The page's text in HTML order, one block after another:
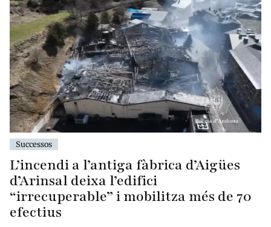
Successos
L’incendi a l’antiga fàbrica d’Aigües
d’Arinsal deixa l’edifici
“irrecuperable” i mobilitza més de 70
efectius